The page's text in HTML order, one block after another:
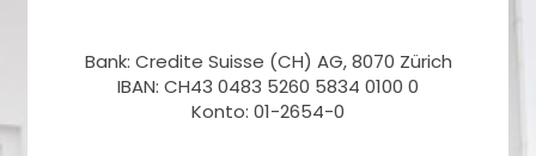
Bank: Credite Suisse (CH) AG, 8070 Zürich
IBAN: CH43 0483 5260 5834 0100 0
Konto: 01-2654-0